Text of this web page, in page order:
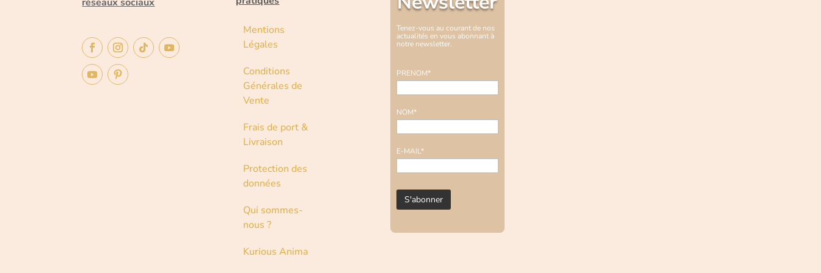
Mentions
Légales
Conditions
Générales de
Vente
Frais de port &
Livraison
Protection des
données
Qui sommes-
nous ?
Kurious Anima
Tenez-vous au courant de nos
actualités en vous abonnant à
notre newsletter.
PRENOM*
NOM*
E-MAIL*